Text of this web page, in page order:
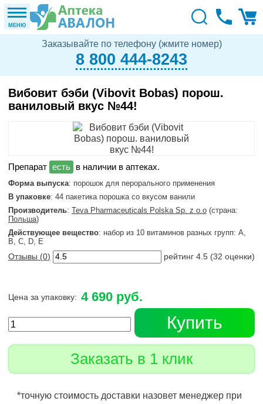
МЕНЮ
Заказывайте по телефону (жмите номер)
8 800 444-8243
Вибовит бэби (Vibovit Bobas) порош.
ваниловый вкус №44!
в наличии в аптеках.
Форма выпуска: порошок для перорального применения
В упаковке: 44 пакетика порошка со вкусом ванили
Производитель: Teva Pharmaceuticals Polska Sp. z o.o (страна:
Польша)
Действующее вещество: набор из 10 витаминов разных групп: A,
B, C, D, E
Отзывы (0) рейтинг 4.5 (32 оценки)
Цена за упаковку: 4 690 руб.
Купить
Заказать в 1 клик
*точную стоимость доставки назовет менеджер при